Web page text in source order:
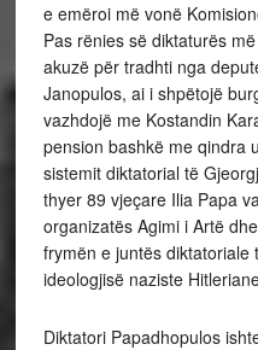
e emëroi më vonë
Pas rënies së diktaturës
akuzë për tradhti nga
Janopulos, ai i shpëtojë
vazhdojë me Kostandin
pension bashkë me qindra
sistemit diktatorial të
thyer 89 vjeçare Ilia Papa
organizatës Agimi i Artë
frymën e juntës diktatoriale
ideologjisë naziste
Diktatori Papadhopulos